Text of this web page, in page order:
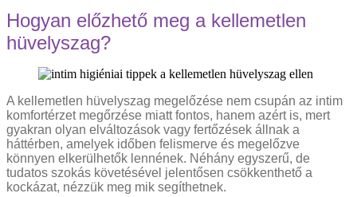
Hogyan előzhető meg a kellemetlen
hüvelyszag?
A kellemetlen hüvelyszag megelőzése nem csupán az intim
komfortérzet megőrzése miatt fontos, hanem azért is, mert
gyakran olyan elváltozások vagy fertőzések állnak a
háttérben, amelyek időben felismerve és megelőzve
könnyen elkerülhetők lennének. Néhány egyszerű, de
tudatos szokás követésével jelentősen csökkenthető a
kockázat, nézzük meg mik segíthetnek.